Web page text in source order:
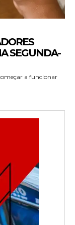
SEGUNDA-
a funcionar